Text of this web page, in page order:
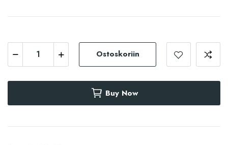
Ostoskoriin
Buy Now